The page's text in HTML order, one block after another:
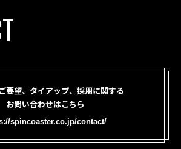
要望、タイアップ、採用に関する
お問い合わせはこちら
spincoaster.co.jp/contact/